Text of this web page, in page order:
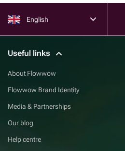
English
Useful links
About Flowwow
Flowwow Brand Identity
Media & Partnerships
Our blog
Help centre